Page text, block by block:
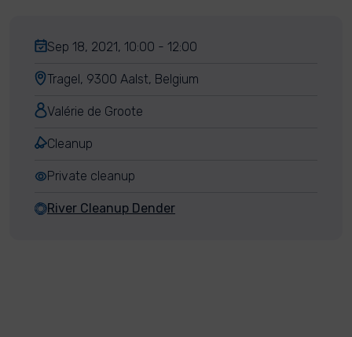
Sep 18, 2021, 10:00 - 12:00
Tragel, 9300 Aalst, Belgium
Valérie de Groote
Cleanup
Private cleanup
River Cleanup Dender